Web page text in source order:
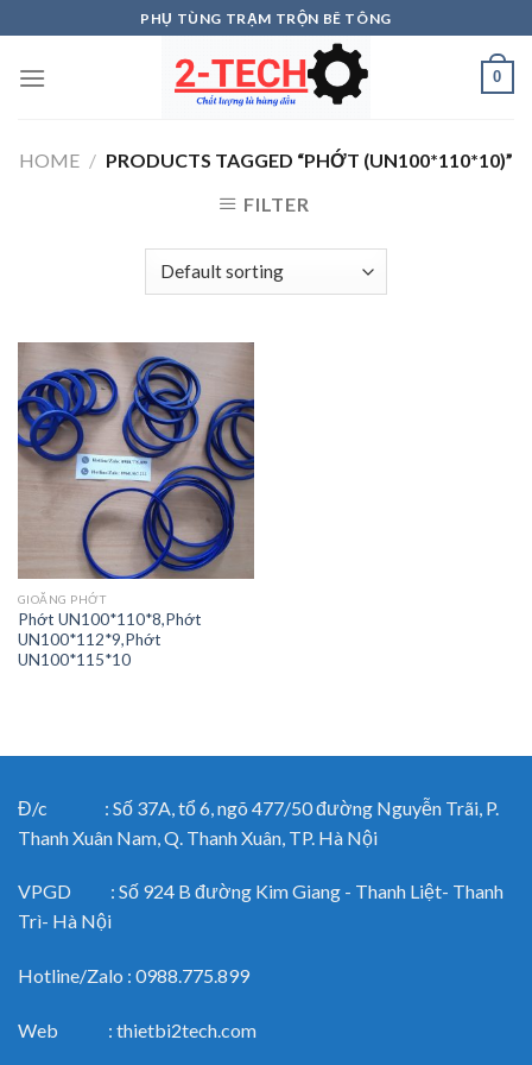
to
content
PHỤ TÙNG TRẠM TRỘN BÊ TÔNG
0
HOME / PRODUCTS TAGGED “PHỚT (UN100*110*10)”
FILTER
GIOĂNG PHỚT
Phớt UN100*110*8,Phớt
UN100*112*9,Phớt
UN100*115*10
Đ/c : Số 37A, tổ 6, ngõ 477/50 đường Nguyễn Trãi, P.
Thanh Xuân Nam, Q. Thanh Xuân, TP. Hà Nội
VPGD : Số 924 B đường Kim Giang - Thanh Liệt- Thanh
Trì- Hà Nội
Hotline/Zalo : 0988.775.899
Web : thietbi2tech.com